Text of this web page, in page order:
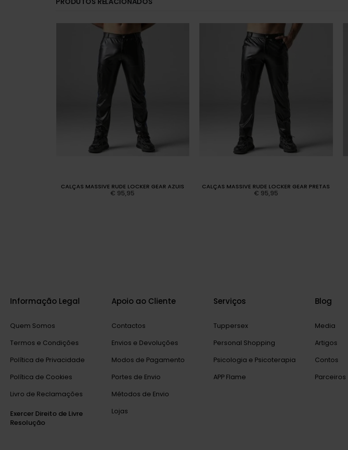
CALÇAS MASSIVE RUDE LOCKER GEAR AZUIS
€ 95,95
CALÇAS MASSIVE RUDE LOCKER GEAR PRETAS
€ 95,95
Informação Legal
Quem Somos
Termos e Condições
Política de Privacidade
Política de Cookies
Livro de Reclamações
Exercer Direito de Livre
Resolução
Apoio ao Cliente
Contactos
Envios e Devoluções
Modos de Pagamento
Portes de Envio
Métodos de Envio
Lojas
Serviços
Tuppersex
Personal Shopping
Psicologia e Psicoterapia
APP Flame
Blog
Media
Artigos
Contos
Parceiros